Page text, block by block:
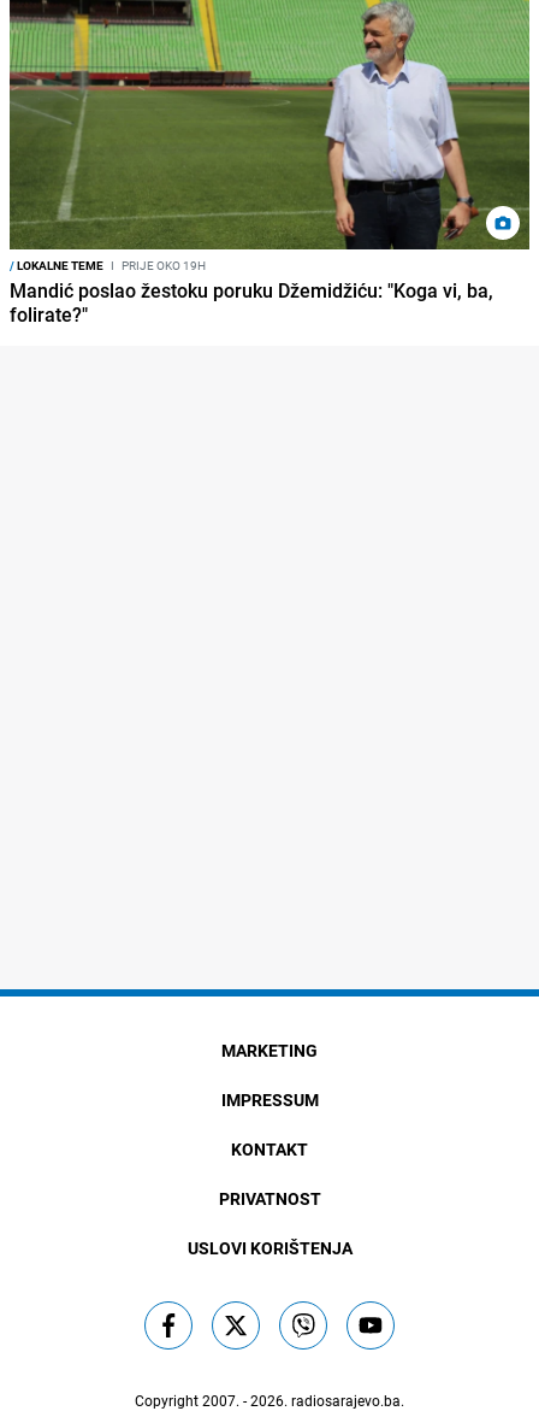
/LOKALNE TEME I PRIJE OKO 19H
Mandić poslao žestoku poruku Džemidžiću: "Koga vi, ba,
folirate?"
MARKETING
IMPRESSUM
KONTAKT
PRIVATNOST
USLOVI KORIŠTENJA
Copyright 2007. - 2026. radiosarajevo.ba.